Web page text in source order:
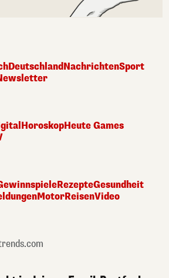
DeutschlandNachrichtenSport
HoroskopHeute Games
RezepteGesundheit
MotorReisenVideo